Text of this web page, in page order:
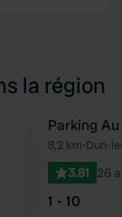
la région
Préféré
Parking
8,2 km•Dun-
3.81 26
1 - 10